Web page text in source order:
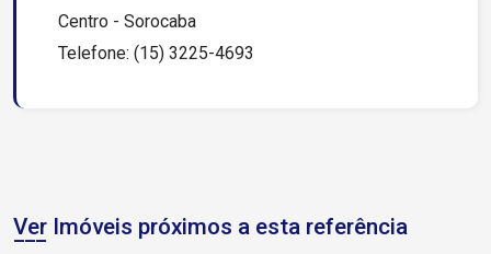
Centro - Sorocaba
Telefone: (15) 3225-4693
Ver Imóveis próximos a esta referência